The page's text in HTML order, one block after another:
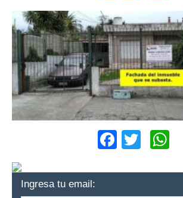
Ingresa tu email: